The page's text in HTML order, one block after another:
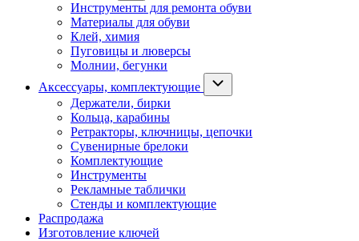
Инструменты для ремонта обуви
Материалы для обуви
Клей, химия
Пуговицы и люверсы
Молнии, бегунки
Аксессуары, комплектующие
Держатели, бирки
Кольца, карабины
Ретракторы, ключницы, цепочки
Сувенирные брелоки
Комплектующие
Инструменты
Рекламные таблички
Стенды и комплектующие
Распродажа
Изготовление ключей